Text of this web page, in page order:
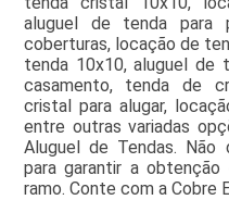
aluguel de tenda para
coberturas, locação de
tenda 10x10, aluguel de
casamento, tenda de
cristal para alugar,
entre outras variadas
Aluguel de Tendas.
para garantir a
ramo. Conte com a Cobre